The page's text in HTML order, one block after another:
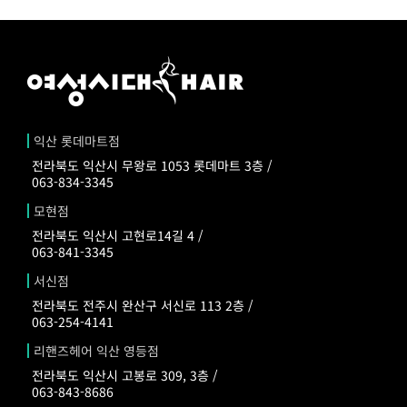
익산 롯데마트점
전라북도 익산시 무왕로 1053 롯데마트 3층 /
063-834-3345
모현점
전라북도 익산시 고현로14길 4 /
063-841-3345
서신점
전라북도 전주시 완산구 서신로 113 2층 /
063-254-4141
리핸즈헤어 익산 영등점
전라북도 익산시 고봉로 309, 3층 /
063-843-8686